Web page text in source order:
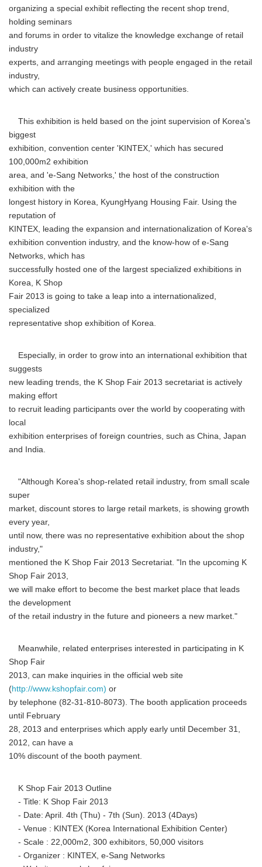
organizing a special exhibit reflecting the recent shop trend,
holding seminars
and forums in order to vitalize the knowledge exchange of retail
industry
experts, and arranging meetings with people engaged in the retail
industry,
which can actively create business opportunities.
This exhibition is held based on the joint supervision of Korea's
biggest
exhibition, convention center 'KINTEX,' which has secured
100,000m2 exhibition
area, and 'e-Sang Networks,' the host of the construction
exhibition with the
longest history in Korea, KyungHyang Housing Fair. Using the
reputation of
KINTEX, leading the expansion and internationalization of Korea's
exhibition convention industry, and the know-how of e-Sang
Networks, which has
successfully hosted one of the largest specialized exhibitions in
Korea, K Shop
Fair 2013 is going to take a leap into a internationalized,
specialized
representative shop exhibition of Korea.
Especially, in order to grow into an international exhibition that
suggests
new leading trends, the K Shop Fair 2013 secretariat is actively
making effort
to recruit leading participants over the world by cooperating with
local
exhibition enterprises of foreign countries, such as China, Japan
and India.
"Although Korea's shop-related retail industry, from small scale
super
market, discount stores to large retail markets, is showing growth
every year,
until now, there was no representative exhibition about the shop
industry,"
mentioned the K Shop Fair 2013 Secretariat. "In the upcoming K
Shop Fair 2013,
we will make effort to become the best market place that leads
the development
of the retail industry in the future and pioneers a new market."
Meanwhile, related enterprises interested in participating in K
Shop Fair
2013, can make inquiries in the official web site
(http://www.kshopfair.com) or
by telephone (82-31-810-8073). The booth application proceeds
until February
28, 2013 and enterprises which apply early until December 31,
2012, can have a
10% discount of the booth payment.
K Shop Fair 2013 Outline
- Title: K Shop Fair 2013
- Date: April. 4th (Thu) - 7th (Sun). 2013 (4Days)
- Venue : KINTEX (Korea International Exhibition Center)
- Scale : 22,000m2, 300 exhibitors, 50,000 visitors
- Organizer : KINTEX, e-Sang Networks